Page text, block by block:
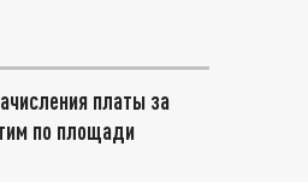
платы за
по площади